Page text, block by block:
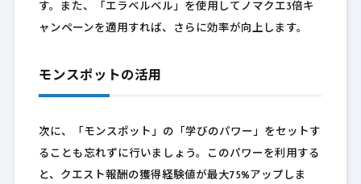
す。また、「エラベルベル」を使用してノマクエ3倍キ
ャンペーンを適用すれば、さらに効率が向上します。
モンスポットの活用
次に、「モンスポット」の「学びのパワー」をセットす
ることも忘れずに行いましょう。このパワーを利用する
と、クエスト報酬の獲得経験値が最大75%アップしま